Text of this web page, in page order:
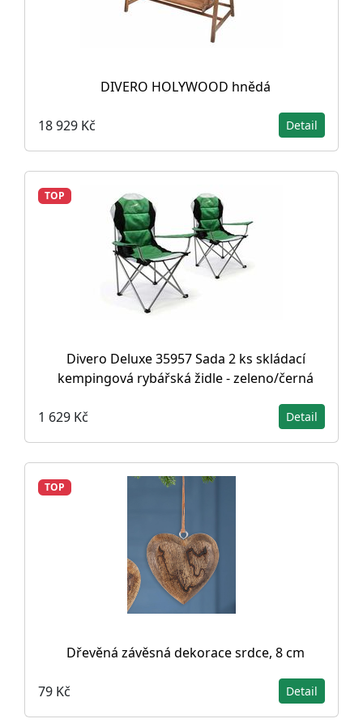
DIVERO HOLYWOOD hnědá
18 929 Kč Detail
TOP
Divero Deluxe 35957 Sada 2 ks skládací
kempingová rybářská židle - zeleno/černá
1 629 Kč Detail
TOP
Dřevěná závěsná dekorace srdce, 8 cm
79 Kč Detail